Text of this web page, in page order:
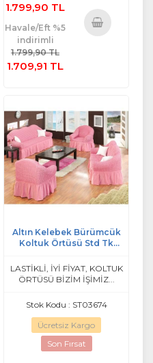
1.799,90 TL
Havale/Eft %5
indirimli
1.799,90 TL
1.709,91 TL
Altın Kelebek Bürümcük
Koltuk Örtüsü Std Tk
LASTİKLİ, İYİ FİYAT, KOLTUK
ÖRTÜSÜ BİZİM İŞİMİZ...
Stok Kodu : ST03674
Ücretsiz Kargo
Son Fırsat